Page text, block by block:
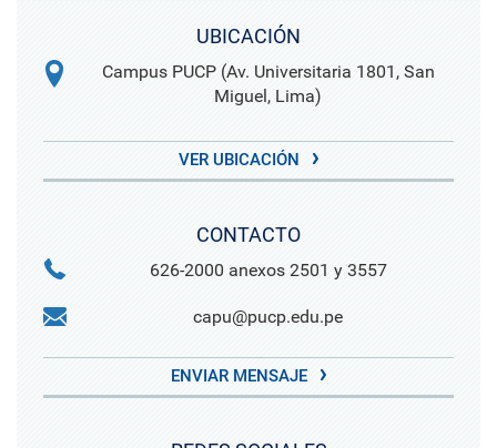
UBICACIÓN
Campus PUCP (Av. Universitaria 1801, San
Miguel, Lima)
VER UBICACIÓN
CONTACTO
626-2000 anexos 2501 y 3557
capu@pucp.edu.pe
ENVIAR MENSAJE